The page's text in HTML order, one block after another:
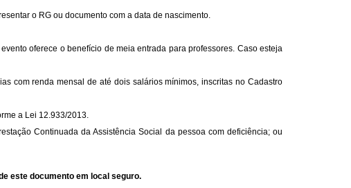
o RG ou documento com a data de nascimento.
oferece o benefício de meia entrada para professores. Caso esteja
com renda mensal de até dois salários mínimos, inscritas no Cadastro
a Lei 12.933/2013.
Continuada da Assistência Social da pessoa com deficiência; ou
este documento em local seguro.